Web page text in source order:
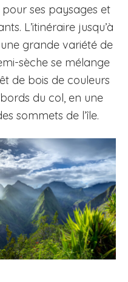
ses paysages et
L’itinéraire jusqu’à
grande variété de
sèche se mélange
de bois de couleurs
du col, en une
sommets de l’île.